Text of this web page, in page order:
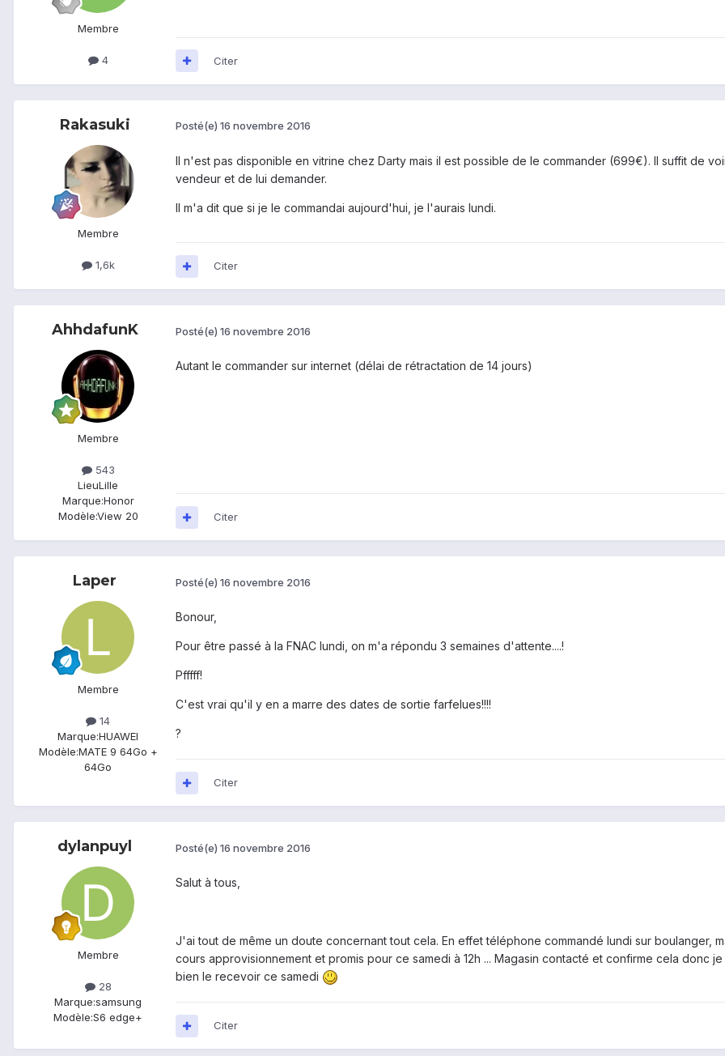
Membre
4 Citer
Rakasuki
Membre
1,6k
Posté(e) 16 novembre 2016
Il n'est pas disponible en vitrine chez Darty mais il est possible de le commander (699€). Il suffit de
vendeur et de lui demander.
Il m'a dit que si je le commandai aujourd'hui, je l'aurais lundi.
Citer
AhhdafunK
Membre
543
LieuLille
Marque:Honor
Modèle:View 20
Posté(e) 16 novembre 2016
Autant le commander sur internet (délai de rétractation de 14 jours)
Citer
Laper
Membre
14
Marque:HUAWEI
Modèle:MATE 9 64Go +
64Go
Posté(e) 16 novembre 2016
Bonour,
Pour être passé à la FNAC lundi, on m'a répondu 3 semaines d'attente....!
Pfffff!
C'est vrai qu'il y en a marre des dates de sortie farfelues!!!!
?
Citer
dylanpuyl
Membre
28
Marque:samsung
Modèle:S6 edge+
Posté(e) 16 novembre 2016
Salut à tous,
J'ai tout de même un doute concernant tout cela. En effet téléphone commandé lundi sur boulanger,
cours approvisionnement et promis pour ce samedi à 12h ... Magasin contacté et confirme cela donc
bien le recevoir ce samedi
Citer